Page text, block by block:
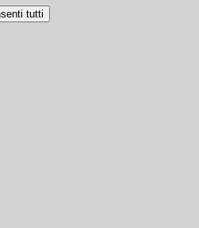
tutti